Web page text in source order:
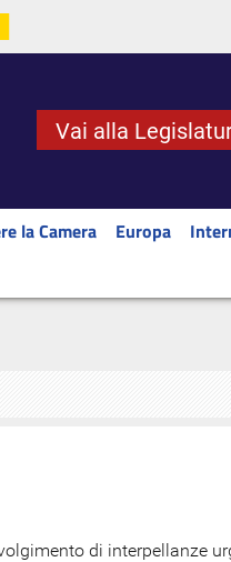
Vai alla
la Camera Europa
di interpellanze